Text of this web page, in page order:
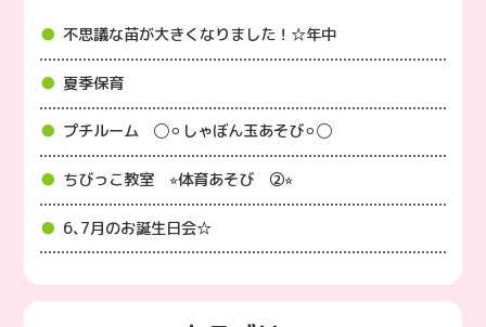
不思議な苗が大きくなりました！☆年中
夏季保育
プチルーム ◯⚪︎しゃぼん玉あそび⚪︎◯
ちびっこ教室 ⭐︎体育あそび ②⭐︎
6､7月のお誕生日会☆